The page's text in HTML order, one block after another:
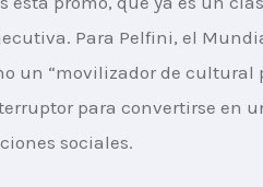
Para Pelfini, el
un “movilizador de cultural
para convertirse en
sociales.